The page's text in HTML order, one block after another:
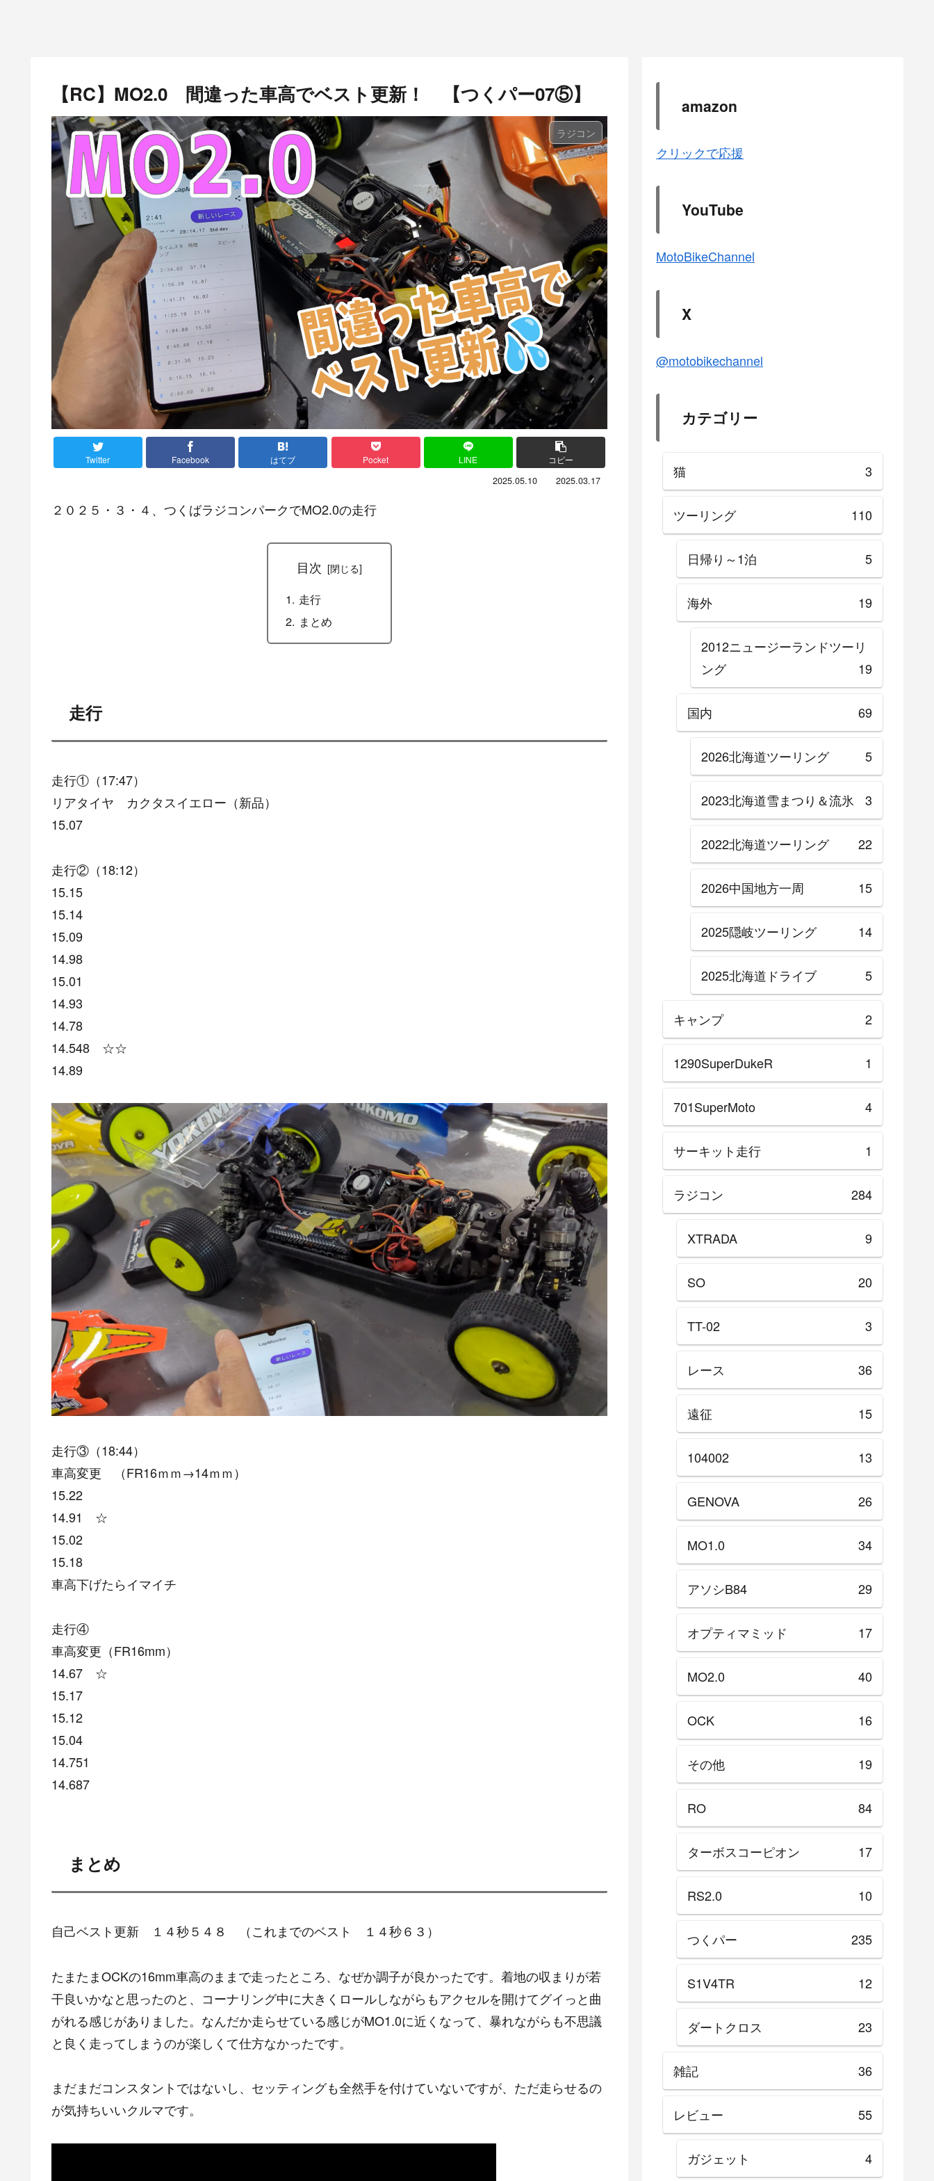
【RC】MO2.0 間違った車高でベスト更新！ 【つくパー07⑤】
ラジコン
Twitter Facebook はてブ Pocket LINE コピー
2025.05.10 2025.03.17
２０２５・３・４、つくばラジコンパークでMO2.0の走行
目次
走行
まとめ
走行
走行①（17:47）
リアタイヤ カクタスイエロー（新品）
15.07
走行②（18:12）
15.15
15.14
15.09
14.98
15.01
14.93
14.78
14.548 ☆☆
14.89
走行③（18:44）
車高変更 （FR16ｍｍ→14ｍｍ）
15.22
14.91 ☆
15.02
15.18
車高下げたらイマイチ
走行④
車高変更（FR16mm）
14.67 ☆
15.17
15.12
15.04
14.751
14.687
まとめ
自己ベスト更新 １４秒５４８ （これまでのベスト １４秒６３）
たまたまOCKの16mm車高のままで走ったところ、なぜか調子が良かったです。着地の収まりが若
干良いかなと思ったのと、コーナリング中に大きくロールしながらもアクセルを開けてグイっと曲
がれる感じがありました。なんだか走らせている感じがMO1.0に近くなって、暴れながらも不思議
と良く走ってしまうのが楽しくて仕方なかったです。
まだまだコンスタントではないし、セッティングも全然手を付けていないですが、ただ走らせるの
が気持ちいいクルマです。
amazon
クリックで応援
YouTube
MotoBikeChannel
X
@motobikechannel
カテゴリー
猫 3
ツーリング 110
日帰り～1泊 5
海外 19
2012ニュージーランドツーリ
ング
19
国内 69
2026北海道ツーリング 5
2023北海道雪まつり＆流氷 3
2022北海道ツーリング 22
2026中国地方一周 15
2025隠岐ツーリング 14
2025北海道ドライブ 5
キャンプ 2
1290SuperDukeR 1
701SuperMoto 4
サーキット走行 1
ラジコン 284
XTRADA 9
SO 20
TT-02 3
レース 36
遠征 15
104002 13
GENOVA 26
MO1.0 34
アソシB84 29
オプティマミッド 17
MO2.0 40
OCK 16
その他 19
RO 84
ターボスコーピオン 17
RS2.0 10
つくパー 235
S1V4TR 12
ダートクロス 23
雑記 36
レビュー 55
ガジェット 4